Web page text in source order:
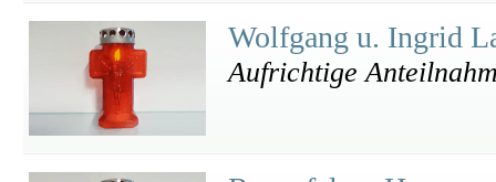
Wolfgang u. Ingrid
Aufrichtige